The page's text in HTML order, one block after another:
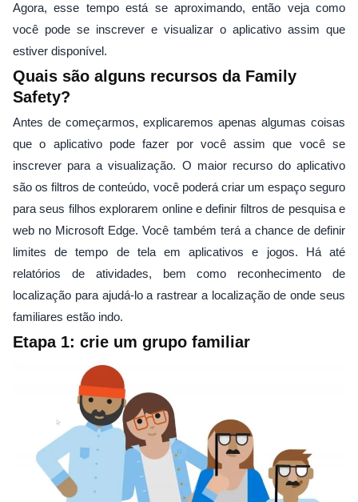
Agora, esse tempo está se aproximando, então veja como
você pode se inscrever e visualizar o aplicativo assim que
estiver disponível.
Quais são alguns recursos da Family
Safety?
Antes de começarmos, explicaremos apenas algumas coisas
que o aplicativo pode fazer por você assim que você se
inscrever para a visualização. O maior recurso do aplicativo
são os filtros de conteúdo, você poderá criar um espaço seguro
para seus filhos explorarem online e definir filtros de pesquisa e
web no Microsoft Edge. Você também terá a chance de definir
limites de tempo de tela em aplicativos e jogos. Há até
relatórios de atividades, bem como reconhecimento de
localização para ajudá-lo a rastrear a localização de onde seus
familiares estão indo.
Etapa 1: crie um grupo familiar